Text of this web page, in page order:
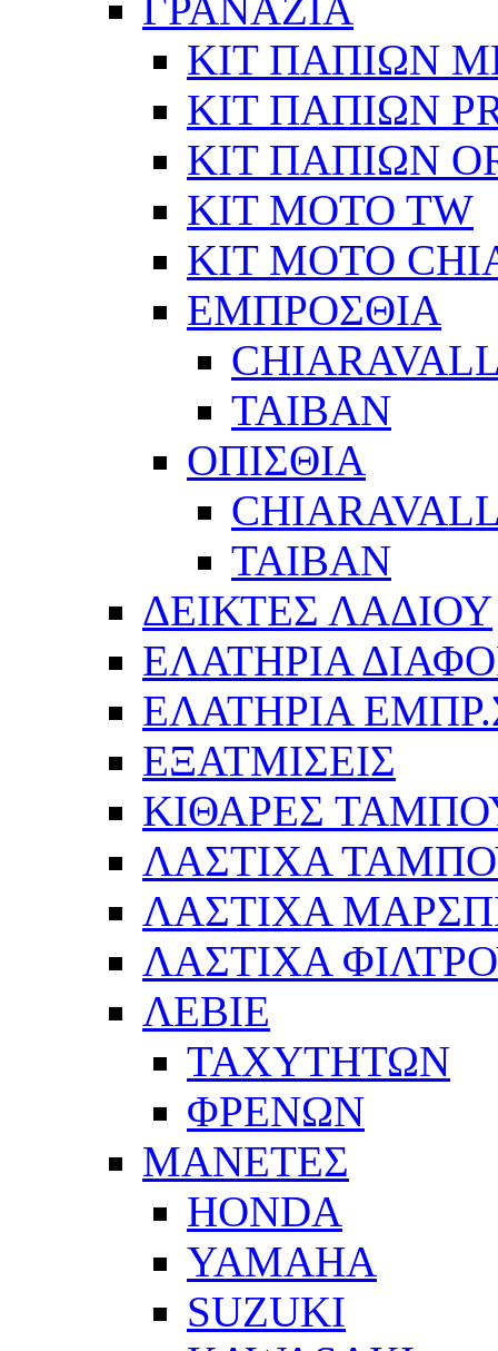
ΓΡΑΝΑΖΙΑ
ΚΙΤ ΠΑΠΙΩΝ
ΚΙΤ ΠΑΠΙΩΝ
ΚΙΤ ΠΑΠΙΩΝ
KIT MOTO TW
ΚΙΤ MOTO
ΕΜΠΡΟΣΘΙΑ
ΤΑΙΒΑΝ
ΟΠΙΣΘΙΑ
ΤΑΙΒΑΝ
ΔΕΙΚΤΕΣ ΛΑΔΙΟΥ
ΕΛΑΤΗΡΙΑ
ΕΛΑΤΗΡΙΑ
ΕΞΑΤΜΙΣΕΙΣ
ΚΙΘΑΡΕΣ
ΛΑΣΤΙΧΑ
ΛΑΣΤΙΧΑ
ΛΑΣΤΙΧΑ
ΛΕΒΙΕ
ΤΑΧΥΤΗΤΩΝ
ΦΡΕΝΩΝ
ΜΑΝΕΤΕΣ
HONDA
YAMAHA
SUZUKI